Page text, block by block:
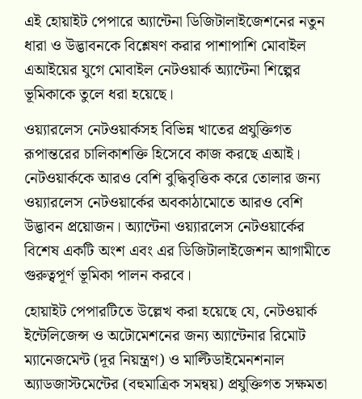
এই হোয়াইট পেপারে অ্যান্টেনা ডিজিটালাইজেশনের নতুন
ধারা ও উদ্ভাবনকে বিশ্লেষণ করার পাশাপাশি মোবাইল
এআইয়ের যুগে মোবাইল নেটওয়ার্ক অ্যান্টেনা শিল্পের
ভূমিকাকে তুলে ধরা হয়েছে।
ওয়্যারলেস নেটওয়ার্কসহ বিভিন্ন খাতের প্রযুক্তিগত
রূপান্তরের চালিকাশক্তি হিসেবে কাজ করছে এআই।
নেটওয়ার্ককে আরও বেশি বুদ্ধিবৃত্তিক করে তোলার জন্য
ওয়্যারলেস নেটওয়ার্কের অবকাঠামোতে আরও বেশি
উদ্ভাবন প্রয়োজন। অ্যান্টেনা ওয়্যারলেস নেটওয়ার্কের
বিশেষ একটি অংশ এবং এর ডিজিটালাইজেশন আগামীতে
গুরুত্বপূর্ণ ভূমিকা পালন করবে।
হোয়াইট পেপারটিতে উল্লেখ করা হয়েছে যে, নেটওয়ার্ক
ইন্টেলিজেন্স ও অটোমেশনের জন্য অ্যান্টেনার রিমোট
ম্যানেজমেন্ট (দূর নিয়ন্ত্রণ) ও মাল্টিডাইমেনশনাল
অ্যাডজাস্টমেন্টের (বহুমাত্রিক সমন্বয়) প্রযুক্তিগত সক্ষমতা